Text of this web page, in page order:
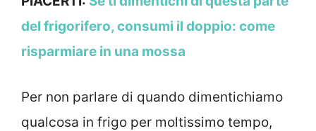
del frigorifero, consumi il doppio: come
risparmiare in una mossa
Per non parlare di quando dimentichiamo
qualcosa in frigo per moltissimo tempo,